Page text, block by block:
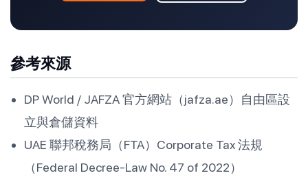
參考來源
DP World / JAFZA 官方網站（jafza.ae）自由區設
立與倉儲資料
UAE 聯邦稅務局（FTA）Corporate Tax 法規
（Federal Decree-Law No. 47 of 2022）